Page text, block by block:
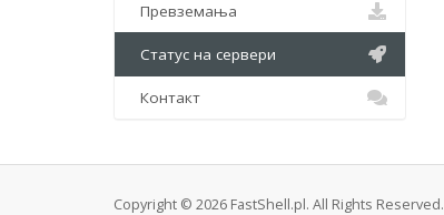
Превземања
Статус на сервери
Контакт
Copyright © 2026 FastShell.pl. All Rights Reserved.